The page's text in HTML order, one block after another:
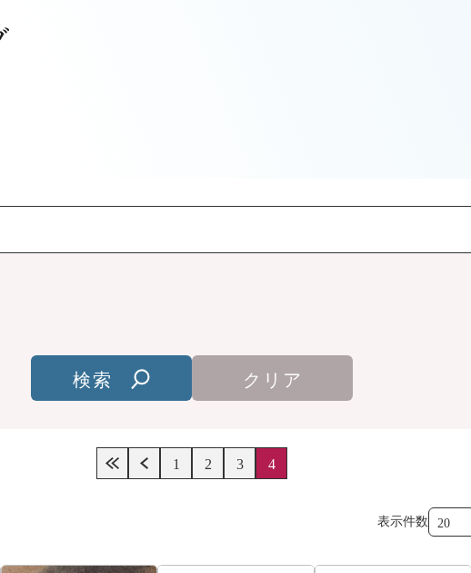
検索 クリア
1 2 3 4
表示件数